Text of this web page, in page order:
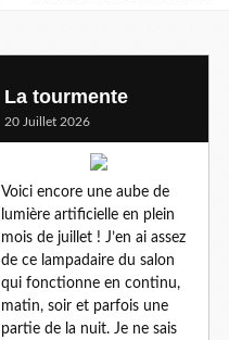
La tourmente
20 Juillet 2026
Voici encore une aube de
lumière artificielle en plein
mois de juillet ! J’en ai assez
de ce lampadaire du salon
qui fonctionne en continu,
matin, soir et parfois une
partie de la nuit. Je ne sais